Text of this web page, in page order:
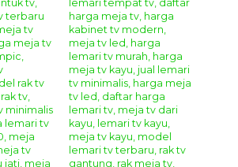
online produk furniture jepara
kami menyediakan berbagai jenis
harga terjangkau dibandingkan
mebel lain di Jepara dengan kualitas
Anda juga dapat memesan
sesuai dengan kebutuhan rumah dan
kami. Segera hubungiKontak
dan pemesanan, serta dapatkan
berkualitas hanya diGiandra